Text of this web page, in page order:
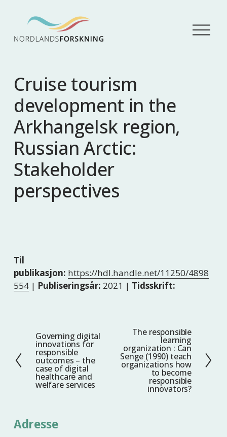
Å
p
Cruise tourism
development in the
Arkhangelsk region,
Russian Arctic:
Stakeholder
perspectives
Til
publikasjon: https://hdl.handle.net/11250/4898
554| Publiseringsår: 2021 | Tidsskrift:
F
o
r
r
i
Governing digital
innovations for
responsible
outcomes – the
case of digital
healthcare and
welfare services
The responsible
learning
organization : Can
Senge (1990) teach
organizations how
to become
responsible
innovators?
Adresse